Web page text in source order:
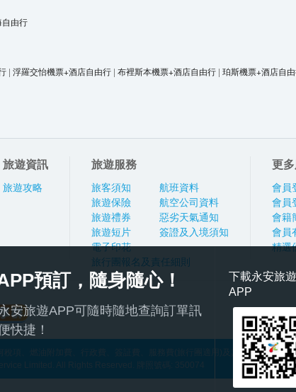
自由行
| 浮羅交怡機票+酒店自由行 | 布裡斯本機票+酒店自由行 | 珀斯機票+酒店自
旅遊資訊
旅遊攻略
旅遊服務
旅客須知
旅遊保險
旅遊禮券
旅遊短片
電子印花
航班資料
航空公司資料
惡劣天氣通知
簽證及入境須知
旅行團報名及責任細則
更
會員
會員
會籍
會員
精選
項、燃油附加費、行政費、簽証費、服務費(旅行團適用)及其他應繳費用
預訂，隨身隨心！
安旅遊APP可隨時隨地查詢訂單訊
快捷！
下載永安旅遊
APP